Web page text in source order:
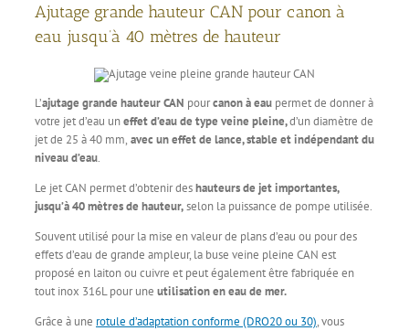
Ajutage grande hauteur CAN pour canon à
eau jusqu’à 40 mètres de hauteur
L’ajutage grande hauteurCAN pourcanon à eau permet de donner à
votre jet d’eau uneffet d’eau de type veine pleine,d’un diamètre de
jet de 25 à 40 mm, avec un effet de lance, stable et indépendant du
niveau d’eau.
Le jet CAN permet d’obtenir deshauteurs de jet importantes,
jusqu’à 40 mètres de hauteur,selon la puissance de pompe utilisée.
Souvent utilisé pour la mise en valeur de plans d’eau ou pour des
effets d’eau de grande ampleur, la buse veine pleine CAN est
proposé en laiton ou cuivre et peut également être fabriquée en
tout inox 316L pour une utilisation en eau de mer.
Grâce à une rotule d’adaptation conforme (DRO20 ou 30), vous